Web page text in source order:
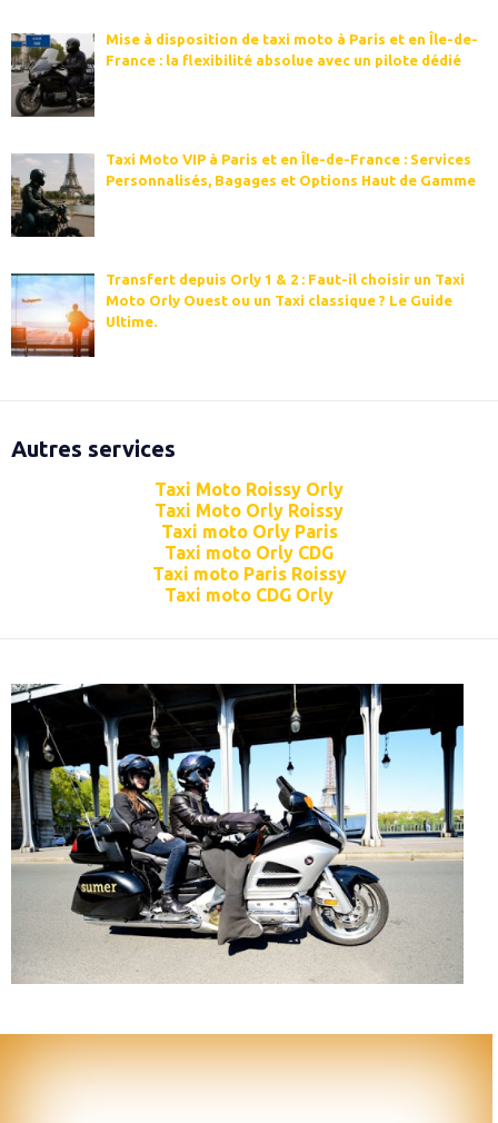
Mise à disposition de taxi moto à Paris et en Île-de-
France : la flexibilité absolue avec un pilote dédié
Taxi Moto VIP à Paris et en Île-de-France : Services
Personnalisés, Bagages et Options Haut de Gamme
Transfert depuis Orly 1 & 2 : Faut-il choisir un Taxi
Moto Orly Ouest ou un Taxi classique ? Le Guide
Ultime.
Autres services
Taxi Moto Roissy Orly
Taxi Moto Orly Roissy
Taxi moto Orly Paris
Taxi moto Orly CDG
Taxi moto Paris Roissy
Taxi moto CDG Orly